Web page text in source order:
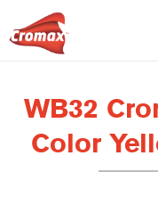
WB32
Color